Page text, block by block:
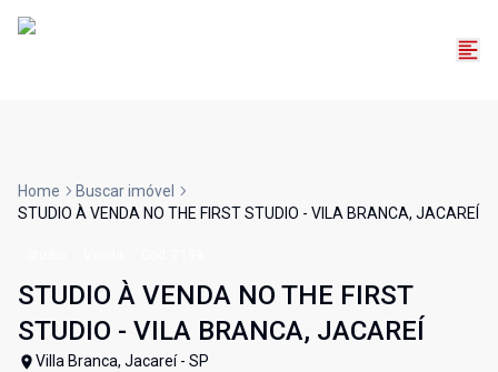
Home
Buscar imóvel
STUDIO À VENDA NO THE FIRST STUDIO - VILA BRANCA, JACAREÍ
STUDIO À VENDA NO THE FIRST
STUDIO - VILA BRANCA, JACAREÍ
Villa Branca, Jacareí - SP